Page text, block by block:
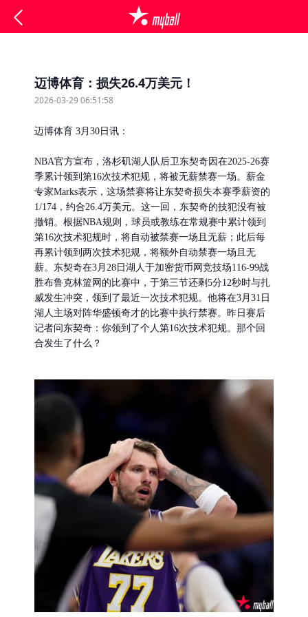
迈博体育：损失26.4万美元！
2026-03-29 06:51:58
迈博体育 3月30日讯：
​NBA官方宣布，洛杉矶湖人队后卫东契奇因在2025-26赛
季累计领到第16次技术犯规，将被无薪禁赛一场。薪金
专家Marks表示，这场禁赛将让东契奇损失本赛季薪资的
1/174，约合26.4万美元。这一回，东契奇的技犯没有被
撤销。根据NBA规则，球员或教练在常规赛中累计领到
第16次技术犯规时，将自动被禁赛一场且无薪；此后每
再累计领到两次技术犯规，将额外自动禁赛一场且无
薪。东契奇在3月28日湖人于加密货币网竞技场116-99战
胜布鲁克林篮网的比赛中，于第三节还剩5分12秒时与扎
威发生冲突，领到了最近一次技术犯规。他将在3月31日
湖人主场对阵华盛顿奇才的比赛中执行禁赛。昨日赛后
记者问东契奇：你领到了个人第16次技术犯规。那个回
合发生了什么？